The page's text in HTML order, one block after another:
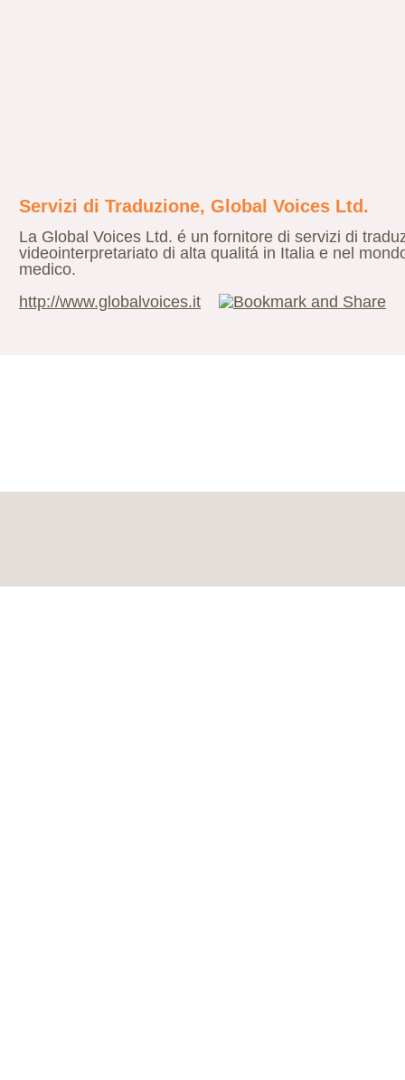
Servizi di Traduzione, Global Voices Ltd.
La Global Voices Ltd. é un fornitore di servizi di
videointerpretariato di alta qualitá in Italia e nel
medico.
http://www.globalvoices.it